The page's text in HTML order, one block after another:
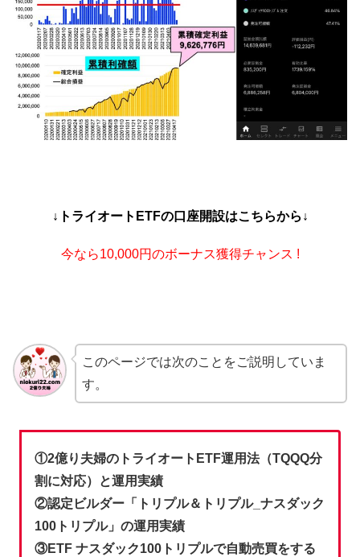
↓トライオートETFの口座開設はこちらから↓
今なら10,000円のボーナス獲得チャンス !
このページでは次のことをご説明していま
す。
①2億り夫婦のトライオートETF運用法（TQQQ分
割に対応）と運用実績
②認定ビルダー「トリプル＆トリプル_ナスダック
100トリプル」の運用実績
③ETF ナスダック100トリプルで自動売買をする